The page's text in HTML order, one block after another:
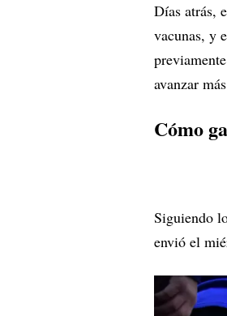
Días atrás,
vacunas, y
avanzar
Cómo
Siguiendo
envió el